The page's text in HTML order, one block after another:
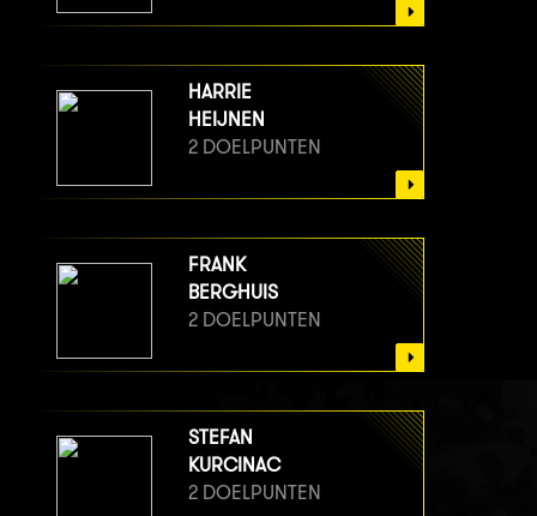
HARRIE
HEIJNEN
2 DOELPUNTEN
FRANK
BERGHUIS
2 DOELPUNTEN
STEFAN
KURCINAC
2 DOELPUNTEN